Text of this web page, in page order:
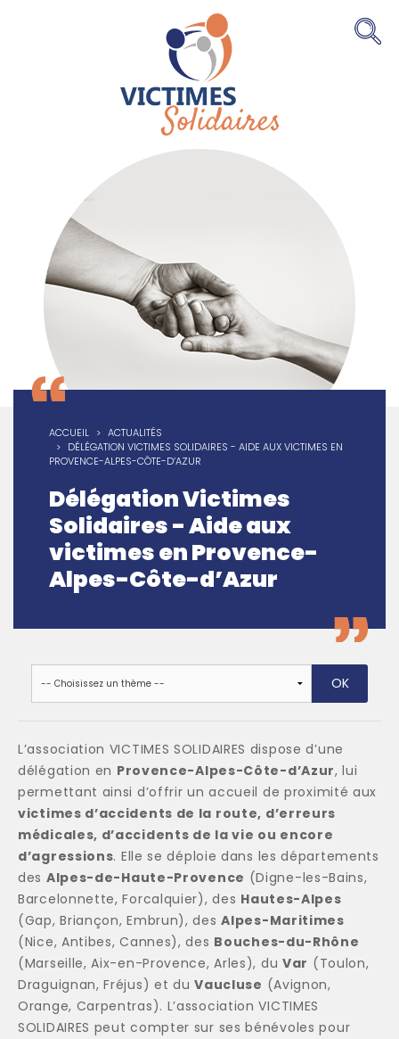
ACCUEIL
ACTUALITÉS
DÉLÉGATION VICTIMES SOLIDAIRES - AIDE AUX VICTIMES EN
PROVENCE-ALPES-CÔTE-D’AZUR
Délégation Victimes
Solidaires - Aide aux
victimes en Provence-
Alpes-Côte-d’Azur
L’association VICTIMES SOLIDAIRES dispose d’une
délégation en Provence-Alpes-Côte-d’Azur, lui
permettant ainsi d’offrir un accueil de proximité aux
victimes d’accidents de la route, d’erreurs
médicales, d’accidents de la vie ou encore
d’agressions. Elle se déploie dans les départements
des Alpes-de-Haute-Provence (Digne-les-Bains,
Barcelonnette, Forcalquier), des Hautes-Alpes
(Gap, Briançon, Embrun), desAlpes-Maritimes
(Nice, Antibes, Cannes), des Bouches-du-Rhône
(Marseille, Aix-en-Provence, Arles), du Var (Toulon,
Draguignan, Fréjus) et duVaucluse (Avignon,
Orange, Carpentras). L’association VICTIMES
SOLIDAIRES peut compter sur ses bénévoles pour